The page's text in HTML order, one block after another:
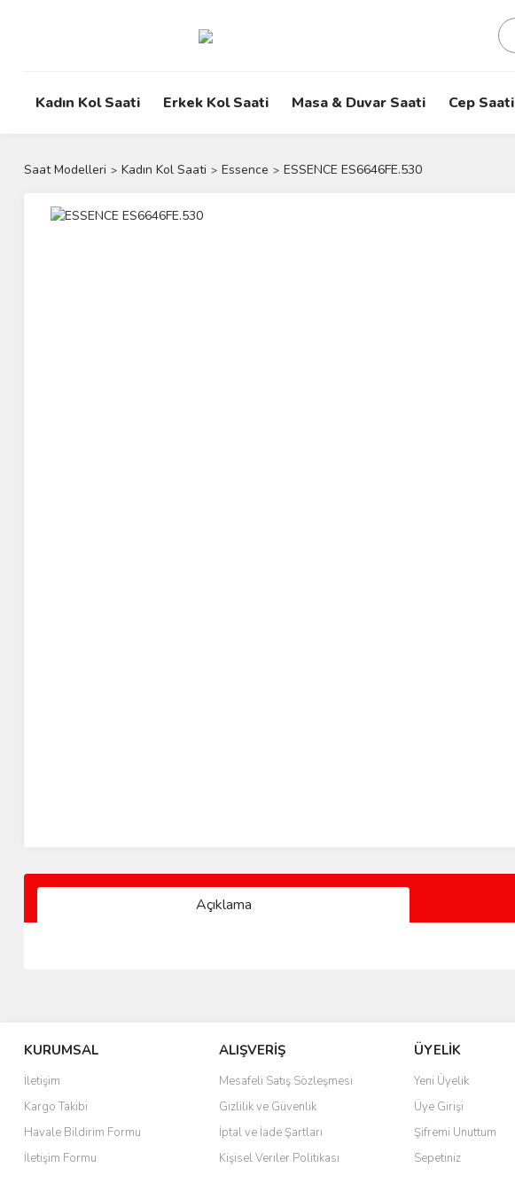
Kadın Kol Saati Erkek Kol Saati Masa & Duvar Saati Cep Saati
Saat Modelleri Kadın Kol Saati Essence ESSENCE ES6646FE.530
Açıklama
KURUMSAL
İletişim
Kargo Takibi
Havale Bildirim Formu
İletişim Formu
ALIŞVERİŞ
Mesafeli Satış Sözleşmesi
Gizlilik ve Güvenlik
İptal ve İade Şartları
Kişisel Veriler Politikası
ÜYELİK
Yeni Üyelik
Üye Girişi
Şifremi Unuttum
Sepetiniz